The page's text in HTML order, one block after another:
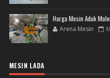
Harga Mesin Aduk
Arena Mesin
MESIN LADA